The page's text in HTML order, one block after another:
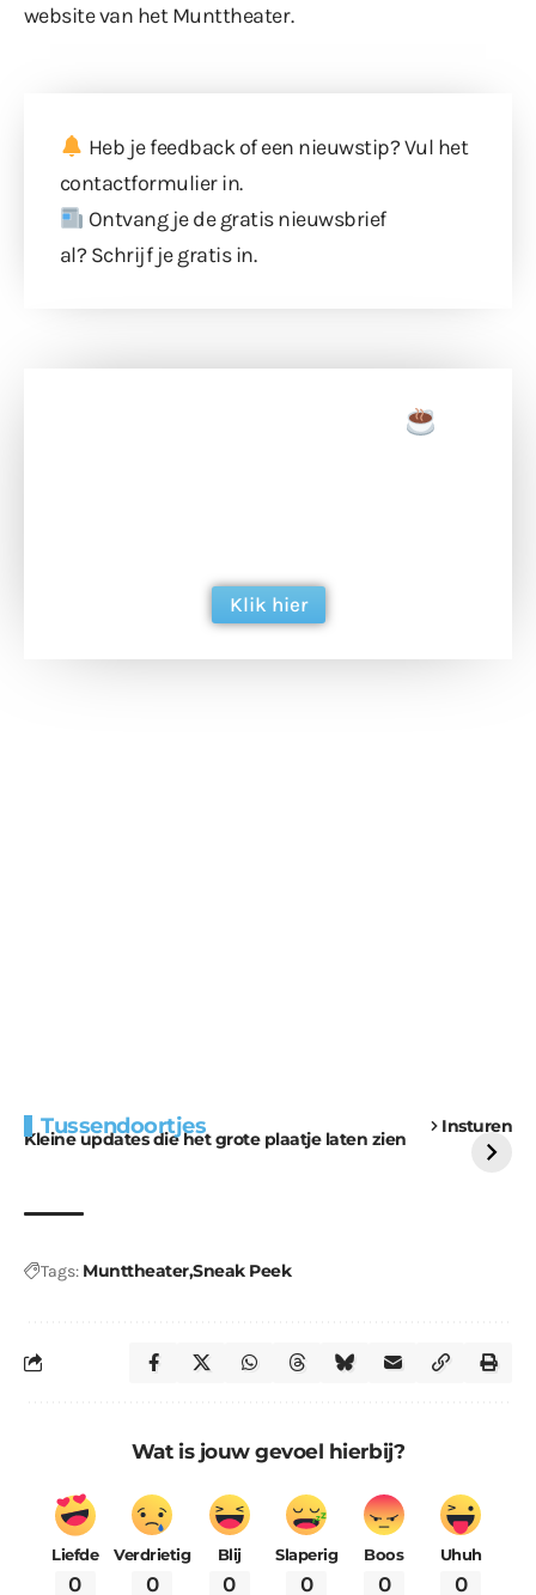
website van het Munttheater.
Heb je feedback of een nieuwstip? Vul het
contactformulierin.
Ontvang je de gratis nieuwsbrief
al? Schrijf je gratis in.
Klik hier
Tussendoortjes Insturen
Kleine updates die het grote plaatje laten zien
voor kabouters
uitdaging
Tags: MunttheaterSneak Peek
Wat is jouw gevoel hierbij?
Liefde
0
Verdrietig
0
Blij
0
Slaperig
0
Boos
0
Uhuh
0